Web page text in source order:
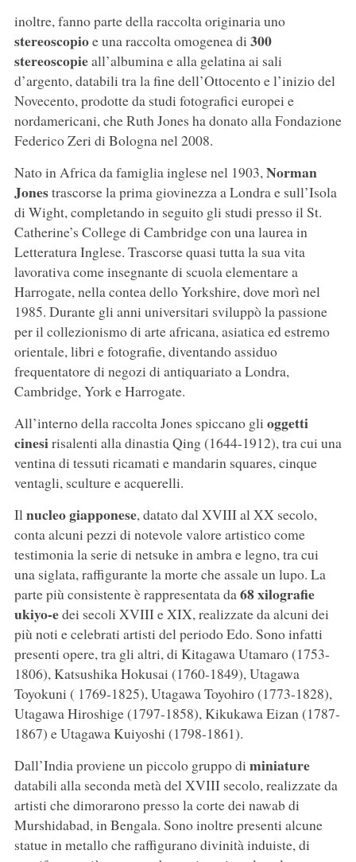
inoltre, fanno parte della raccolta originaria uno
stereoscopioe una raccolta omogenea di 300
stereoscopieall’albumina e alla gelatina ai sali
d’argento, databili tra la fine dell’Ottocento e l’inizio del
Novecento, prodotte da studi fotografici europei e
nordamericani, che Ruth Jones ha donato alla Fondazione
Federico Zeri di Bologna nel 2008.
Nato in Africa da famiglia inglese nel 1903,Norman
Jonestrascorse la prima giovinezza a Londra e sull’Isola
di Wight, completando in seguito gli studi presso il St.
Catherine’s College di Cambridge con una laurea in
Letteratura Inglese. Trascorse quasi tutta la sua vita
lavorativa come insegnante di scuola elementare a
Harrogate, nella contea dello Yorkshire, dove morì nel
1985. Durante gli anni universitari sviluppò la passione
per il collezionismo di arte africana, asiatica ed estremo
orientale, libri e fotografie, diventando assiduo
frequentatore di negozi di antiquariato a Londra,
Cambridge, York e Harrogate.
All’interno della raccolta Jones spiccano gli oggetti
cinesirisalenti alla dinastia Qing (1644-1912), tra cui una
ventina di tessuti ricamati e mandarin squares, cinque
ventagli, sculture e acquerelli.
Ilnucleo giapponese, datato dal XVIII al XX secolo,
conta alcuni pezzi di notevole valore artistico come
testimonia la serie di netsuke in ambra e legno, tra cui
una siglata, raffigurante la morte che assale un lupo. La
parte più consistente è rappresentata da68 xilografie
ukiyo-edei secoli XVIII e XIX, realizzate da alcuni dei
più noti e celebrati artisti del periodo Edo. Sono infatti
presenti opere, tra gli altri, di Kitagawa Utamaro (1753-
1806), Katsushika Hokusai (1760-1849), Utagawa
Toyokuni ( 1769-1825), Utagawa Toyohiro (1773-1828),
Utagawa Hiroshige (1797-1858), Kikukawa Eizan (1787-
1867) e Utagawa Kuiyoshi (1798-1861).
Dall’India proviene un piccolo gruppo di miniature
databili alla seconda metà del XVIII secolo, realizzate da
artisti che dimorarono presso la corte dei nawab di
Murshidabad, in Bengala. Sono inoltre presenti alcune
statue in metallo che raffigurano divinità induiste, di